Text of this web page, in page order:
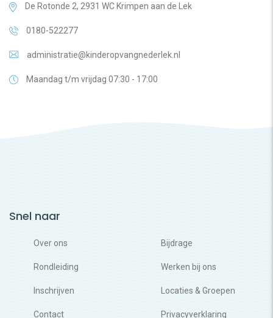
De Rotonde 2, 2931 WC Krimpen aan de Lek
0180-522277
administratie@kinderopvangnederlek.nl
Maandag t/m vrijdag 07:30 - 17:00
Snel naar
Over ons Bijdrage
Rondleiding Werken bij ons
Inschrijven Locaties & Groepen
Contact Privacyverklaring